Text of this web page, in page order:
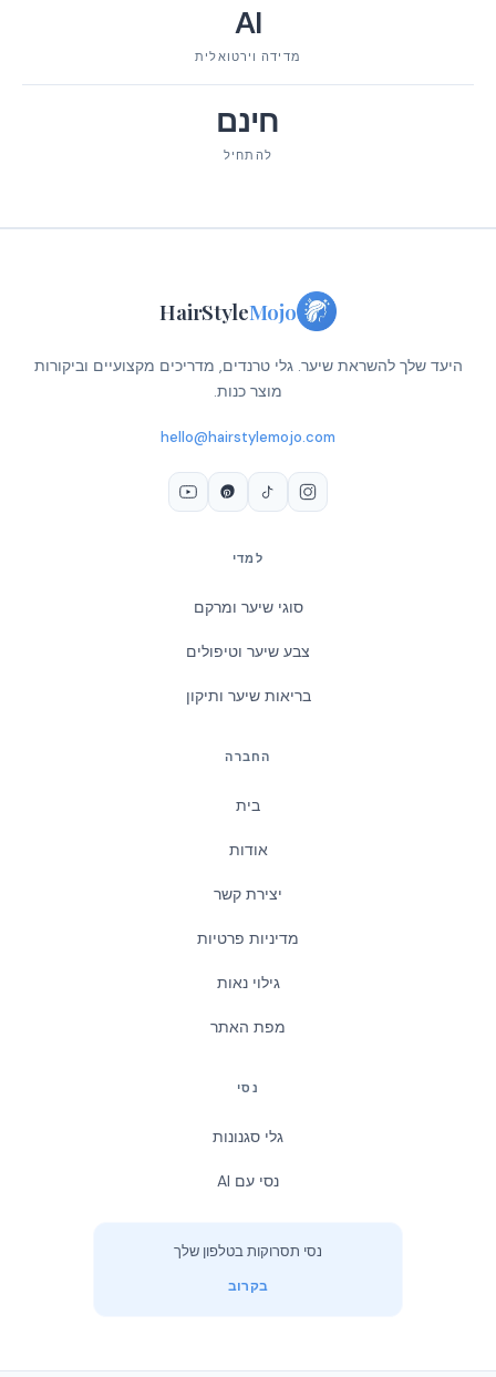
AI
מדידה וירטואלית
חינם
להתחיל
HairStyleMojo
היעד שלך להשראת שיער. גלי טרנדים, מדריכים מקצועיים וביקורות
מוצר כנות.
hello@hairstylemojo.com
למדי
סוגי שיער ומרקם
צבע שיער וטיפולים
בריאות שיער ותיקון
החברה
בית
אודות
יצירת קשר
מדיניות פרטיות
גילוי נאות
מפת האתר
נסי
גלי סגנונות
נסי עם AI
נסי תסרוקות בטלפון שלך
בקרוב